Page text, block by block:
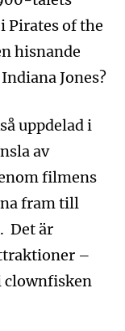
Pirates of the
hisnande
Jones?
uppdelad i
av
filmens
fram till
Det är
–
clownfisken